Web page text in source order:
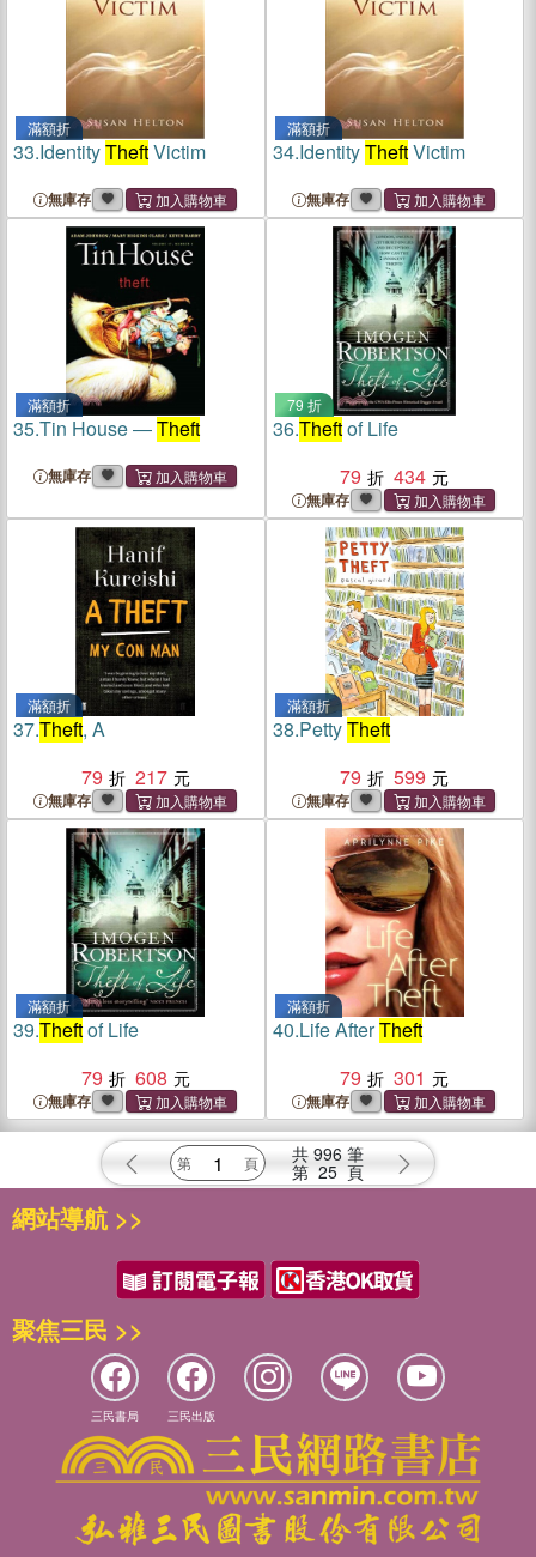
滿額折
33.IdentityTheftVictim
無庫存
滿額折
34.IdentityTheftVictim
無庫存
滿額折
35.Tin House ―Theft
無庫存
79 折
36.Theftof Life
79
434
無庫存
滿額折
37.Theft, A
79
217
無庫存
滿額折
38.PettyTheft
79
599
無庫存
滿額折
39.Theftof Life
79
608
無庫存
滿額折
40.Life AfterTheft
79
301
無庫存
共 996 筆
第 25 頁
網站導航 >>
聚焦三民 >>
三民書局 三民出版